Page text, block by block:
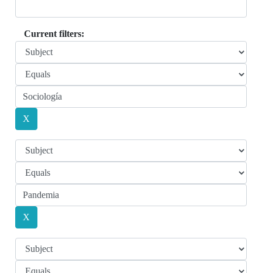
Current filters: